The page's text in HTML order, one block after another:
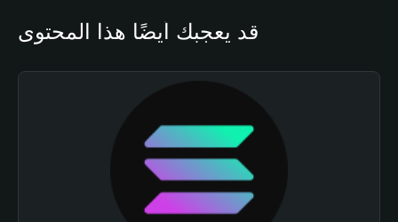
قد يعجبك أيضًا هذا المحتوى